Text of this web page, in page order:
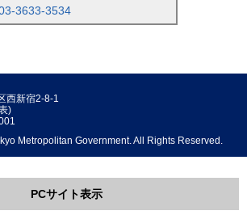
3633-3534
西新宿2-8-1
)
Metropolitan Government. All Rights Reserved.
PCサイト表示